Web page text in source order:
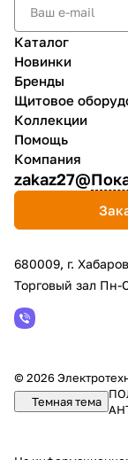
Каталог
Новинки
Бренды
Щитовое
Коллекции
Помощь
Компания
zakaz27@
680009, г.
Торговый зал Пн-
© 2026
Темная тема